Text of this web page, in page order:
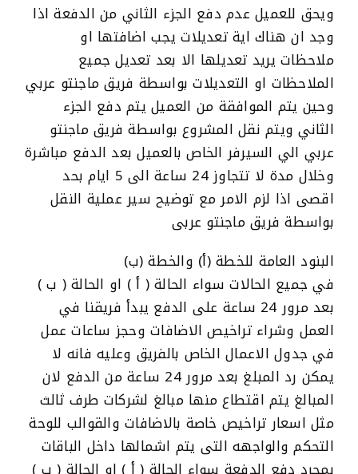
ويحق للعميل عدم دفع الجزء الثاني من الدفعة اذا
وجد ان هناك اية تعديلات يجب اضافتها او
ملاحظات يريد تعديلها الا بعد تعديل جميع
الملاحظات او التعديلات بواسطة فريق ماجنتو عربي
وحين يتم الموافقة من العميل يتم دفع الجزء
الثاني ويتم نقل المشروع بواسطة فريق ماجنتو
عربي الي السيرفر الخاص بالعميل بعد الدفع مباشرة
وخلال مدة لا تتجاوز 24 ساعة الى 5 ايام بحد
اقصى اذا لزم الامر مع توضيح سير عملية النقل
بواسطة فريق ماجنتو عربى
البنود العامة للخطة (أ) والخطة (ب)
في جميع الحالات سواء الحالة ( أ ) او الحالة ( ب )
بعد مرور 24 ساعة على الدفع يبدأ فريقنا في
العمل وشراء تراخيص الاضافات وحجز ساعات عمل
في جدول الاعمال الخاص بالفريق وعليه فانه لا
يمكن رد المبلغ بعد مرور 24 ساعة من الدفع لان
المبالغ يتم اقتطاع منها مبالغ لشركات طرف ثالث
مثل اسعار تراخيص خاصة بالاضافات والقوالب للوحة
التحكم والواجهه التى يتم اشمالها داخل الباقات